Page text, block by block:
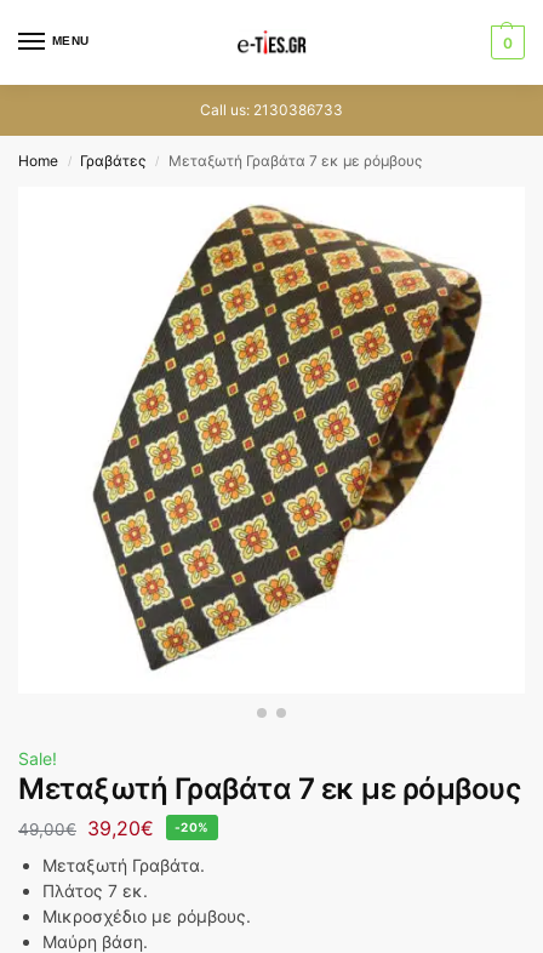
MENU 0
Call us: 2130386733
Home / Γραβάτες / Μεταξωτή Γραβάτα 7 εκ με ρόμβους
Sale!
Μεταξωτή Γραβάτα 7 εκ με ρόμβους
49,00€ 39,20€ -20%
Μεταξωτή Γραβάτα.
Πλάτος 7 εκ.
Μικροσχέδιο με ρόμβους.
Μαύρη βάση.